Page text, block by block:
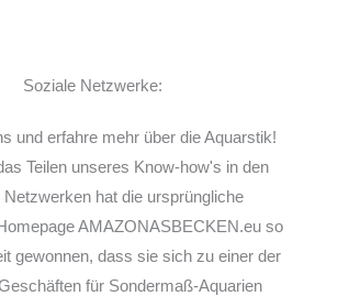
Soziale Netzwerke:
und erfahre mehr über die Aquarstik!
Teilen unseres Know-how's in den
Netzwerken hat die ursprüngliche
AMAZONASBECKEN.eu so
gewonnen, dass sie sich zu einer der
für Sondermaß-Aquarien